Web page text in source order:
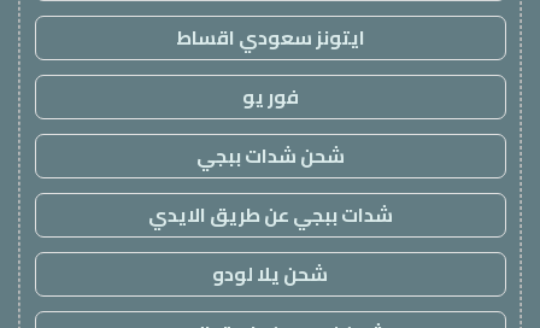
ايتونز سعودي اقساط
فور يو
شحن شدات ببجي
شدات ببجي عن طريق الايدي
شحن يلا لودو